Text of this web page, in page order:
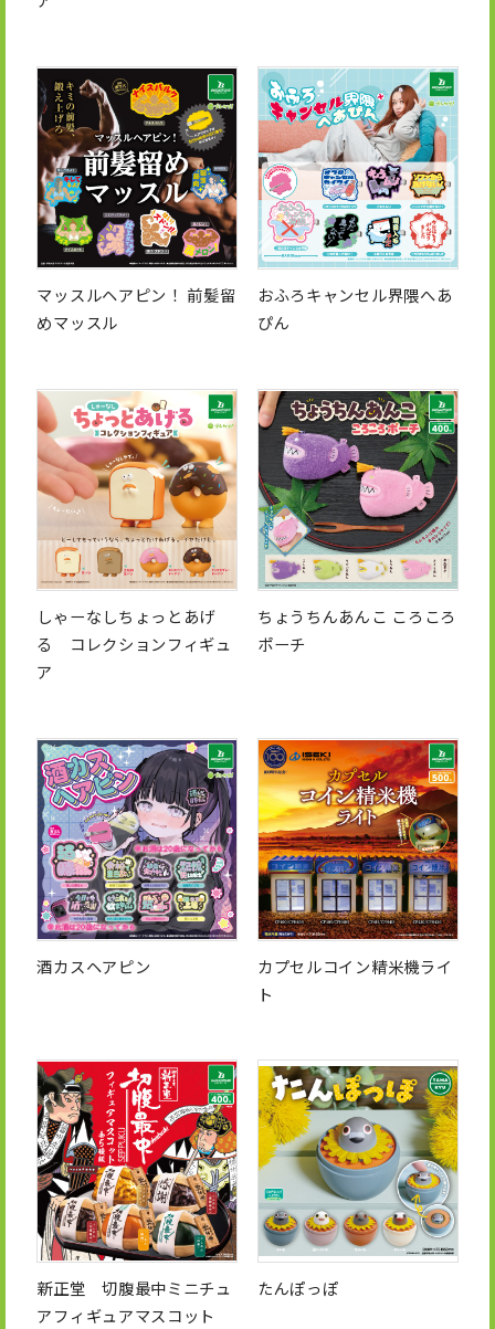
マッスルヘアピン！ 前髪留
めマッスル
おふろキャンセル界隈へあ
ぴん
しゃーなしちょっとあげ
る コレクションフィギュ
ア
ちょうちんあんこ ころころ
ポーチ
酒カスヘアピン
カプセルコイン精米機ライ
ト
新正堂 切腹最中ミニチュ
アフィギュアマスコット
たんぽっぽ